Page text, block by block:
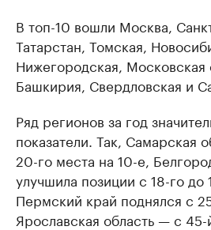
В топ-10 вошли Москва,
Татарстан, Томская,
Нижегородская, Московская
Башкирия, Свердловская и
Ряд регионов за год
показатели. Так, Самарская
20-го места на 10-е,
улучшила позиции с 18-го до
Пермский край поднялся с
Ярославская область — с 45-